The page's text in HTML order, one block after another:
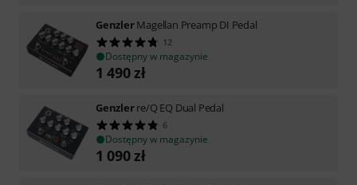
GenzlerMagellan Preamp DI Pedal
12
Dostępny w magazynie
1 490zł
Genzlerre/Q EQ Dual Pedal
6
Dostępny w magazynie
1 090zł